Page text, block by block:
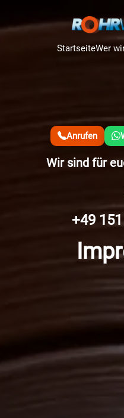
StartseiteWer
Anrufen
Wir sind für
+49